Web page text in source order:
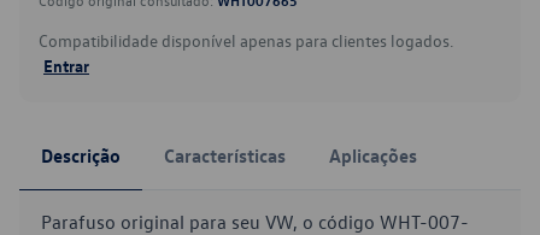
Compatibilidade disponível apenas para clientes logados.
Entrar
Descrição Características Aplicações
Parafuso original para seu VW, o código WHT-007-